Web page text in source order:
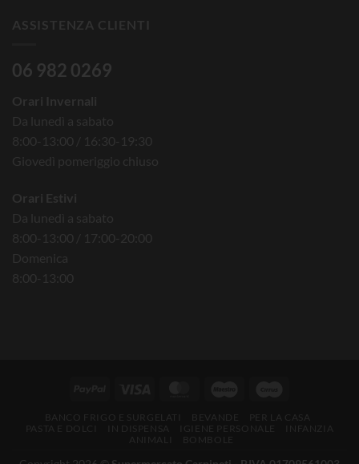
ASSISTENZA CLIENTI
06 982 0269
Orari Invernali
Da lunedì a sabato
8:00-13:00 / 16:30-19:30
Giovedì pomeriggio chiuso
Orari Estivi
Da lunedì a sabato
8:00-13:00 / 17:00-20:00
Domenica
8:00-13:00